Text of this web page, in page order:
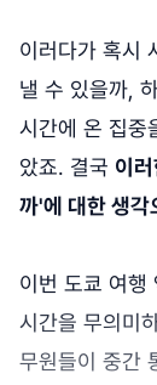
이러다가 혹시
낼 수 있을까,
시간에 온 집중
았죠. 결국 이
까'에 대한 생각
이번 도쿄 여행
시간을 무의미
무원들이 중간